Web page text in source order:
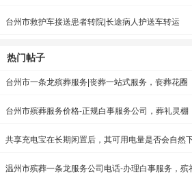
台州市救护车接送患者转院|长途病人护送车转运
热门帖子
台州市一条龙殡葬服务|丧葬一站式服务，丧葬花圈
台州市殡葬服务价格-正规白事服务公司，葬礼灵棚
共享充电宝在长期闲置后，其可用电量是否会自然
温州市殡葬一条龙服务公司电话-办理白事服务，殡